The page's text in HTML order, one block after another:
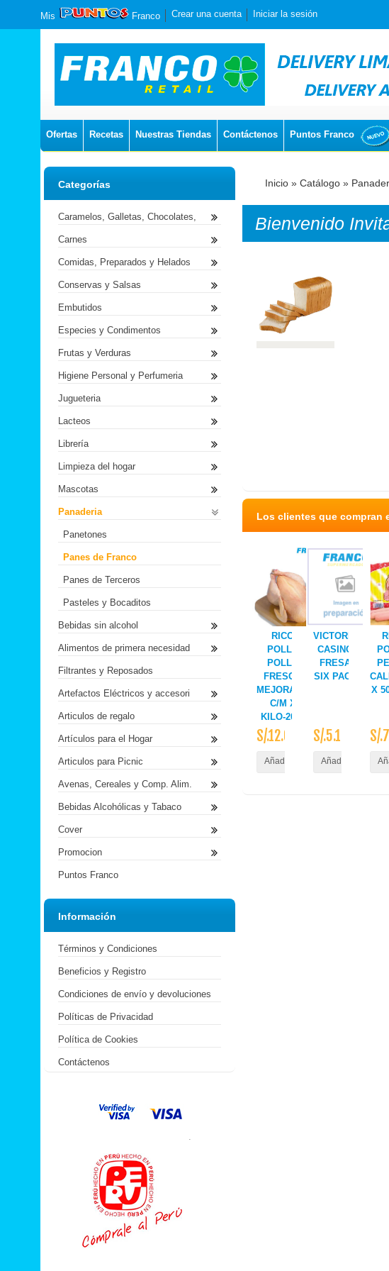
Mis Franco Crear una cuenta Iniciar la sesión
Ofertas Recetas Nuestras Tiendas Contáctenos Puntos Franco
Inicio » Catálogo »
Bienvenido
Los clientes que compran
RICO
POLLO
POLLO
FRESCO
MEJORADO
C/M X
KILO-2021
S/.12.60
Añadir al Carrito
VICTORIA
CASINO
FRESA
SIX PACK
S/.5.10
Añadir al Carrito
X
S/
Categorías
Caramelos, Galletas, Chocolates,
Carnes
Comidas, Preparados y Helados
Conservas y Salsas
Embutidos
Especies y Condimentos
Frutas y Verduras
Higiene Personal y Perfumeria
Jugueteria
Lacteos
Librería
Limpieza del hogar
Mascotas
Panaderia
Panetones
Panes de Franco
Panes de Terceros
Pasteles y Bocaditos
Bebidas sin alcohol
Alimentos de primera necesidad
Filtrantes y Reposados
Artefactos Eléctricos y accesori
Articulos de regalo
Artículos para el Hogar
Articulos para Picnic
Avenas, Cereales y Comp. Alim.
Bebidas Alcohólicas y Tabaco
Cover
Promocion
Puntos Franco
Información
Términos y Condiciones
Beneficios y Registro
Condiciones de envío y devoluciones
Políticas de Privacidad
Política de Cookies
Contáctenos
.